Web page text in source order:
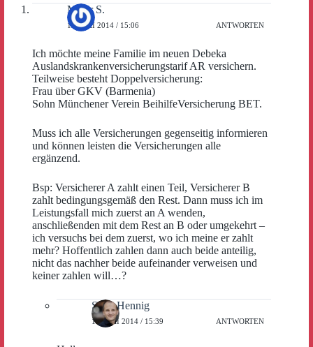
Maier S.
19. MAI 2014 / 15:06 ANTWORTEN
Ich möchte meine Familie im neuen Debeka
Auslandskrankenversicherungstarif AR versichern.
Teilweise besteht Doppelversicherung:
Frau über GKV (Barmenia)
Sohn Münchener Verein BeihilfeVersicherung BET.
Muss ich alle Versicherungen gegenseitig informieren
und können leisten die Versicherungen alle
ergänzend.
Bsp: Versicherer A zahlt einen Teil, Versicherer B
zahlt bedingungsgemäß den Rest. Dann muss ich im
Leistungsfall mich zuerst an A wenden,
anschließenden mit dem Rest an B oder umgekehrt –
ich versuchs bei dem zuerst, wo ich meine er zahlt
mehr? Hoffentlich zahlen dann auch beide anteilig,
nicht das nachher beide aufeinander verweisen und
keiner zahlen will…?
Sven Hennig
19. MAI 2014 / 15:39 ANTWORTEN